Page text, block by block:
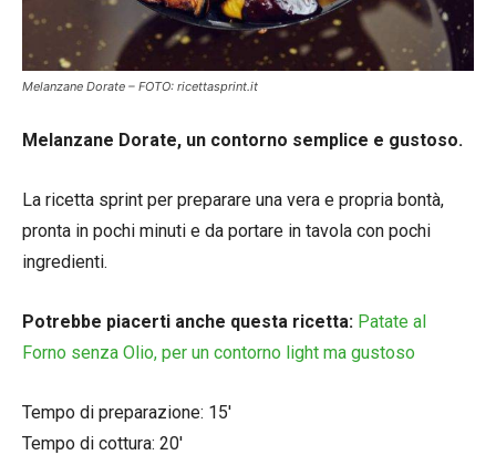
Melanzane Dorate – FOTO: ricettasprint.it
Melanzane Dorate, un contorno semplice e gustoso.
La ricetta sprint per preparare una vera e propria bontà,
pronta in pochi minuti e da portare in tavola con pochi
ingredienti.
Potrebbe piacerti anche questa ricetta: Patate al
Forno senza Olio, per un contorno light ma gustoso
Tempo di preparazione: 15′
Tempo di cottura: 20′